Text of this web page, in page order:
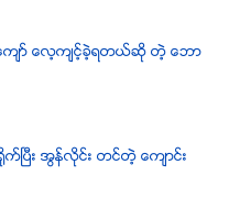
ေက်ာ္ ေလ့က်င့္ခဲ့ရတယ္ဆို တဲ့ ေဘာ
ျပီး အြန္လိုင္း တင္တဲ့ ေက်ာင္း